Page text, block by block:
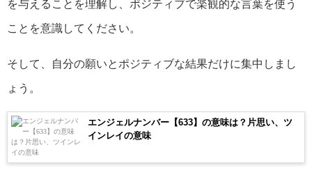
を与えることを理解し、ポジティブで楽観的な言葉を使う
ことを意識してください。
そして、自分の願いとポジティブな結果だけに集中しまし
ょう。
エンジェルナンバー【633】の意味は？片思い、ツ
インレイの意味